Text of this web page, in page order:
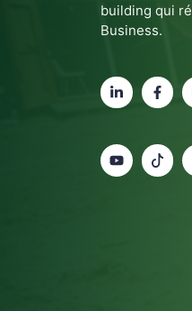
building qui
Business.